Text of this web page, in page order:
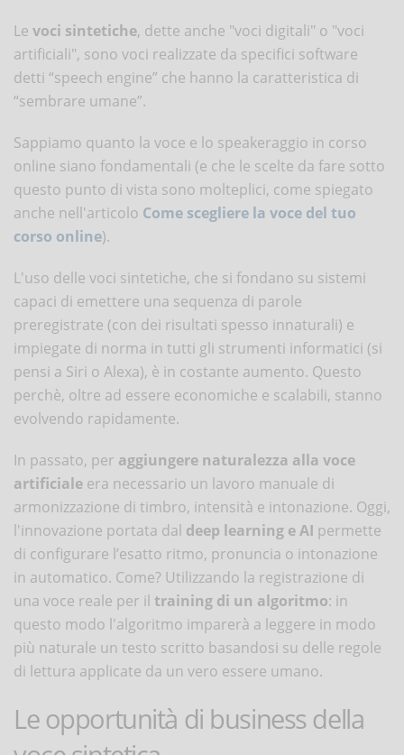
Le voci sintetiche, dette anche "voci digitali" o "voci
artificiali", sono voci realizzate da specifici software
detti “speech engine” che hanno la caratteristica di
“sembrare umane”.
Sappiamo quanto la voce e lo speakeraggio in corso
online siano fondamentali (e che le scelte da fare sotto
questo punto di vista sono molteplici, come spiegato
anche nell'articolo Come scegliere la voce del tuo
corso online).
L'uso delle voci sintetiche, che si fondano su sistemi
capaci di emettere una sequenza di parole
preregistrate (con dei risultati spesso innaturali) e
impiegate di norma in tutti gli strumenti informatici (si
pensi a Siri o Alexa), è in costante aumento. Questo
perchè, oltre ad essere economiche e scalabili, stanno
evolvendo rapidamente.
In passato, per aggiungere naturalezza alla voce
artificiale era necessario un lavoro manuale di
armonizzazione di timbro, intensità e intonazione. Oggi,
l'innovazione portata dal deep learning e AI permette
di configurare l’esatto ritmo, pronuncia o intonazione
in automatico. Come? Utilizzando la registrazione di
una voce reale per il training di un algoritmo: in
questo modo l'algoritmo imparerà a leggere in modo
più naturale un testo scritto basandosi su delle regole
di lettura applicate da un vero essere umano.
Le opportunità di business della